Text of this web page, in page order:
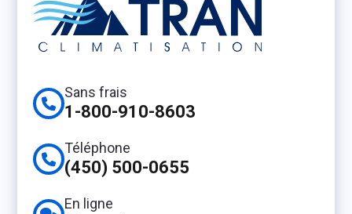
Sans frais
1-800-910-8603
Téléphone
(450) 500-0655
En ligne